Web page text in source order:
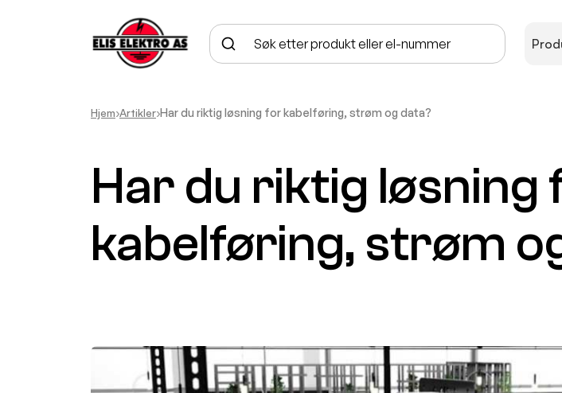
Hjem›Artikler›Har du riktig løsning for kabelføring, strøm og data?
Har du riktig løsning
kabelføring, strøm